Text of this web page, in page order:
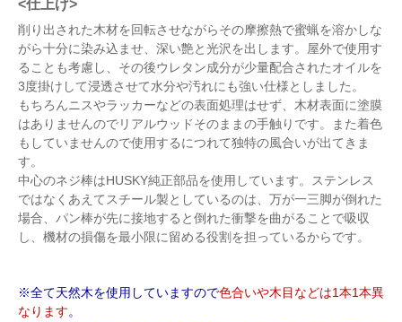
<仕上げ>
削り出された木材を回転させながらその摩擦熱で蜜蝋を溶かしな
がら十分に染み込ませ、深い艶と光沢を出します。屋外で使用す
ることも考慮し、その後ウレタン成分が少量配合されたオイルを
3度掛けして浸透させて水分や汚れにも強い仕様としました。
もちろんニスやラッカーなどの表面処理はせず、木材表面に塗膜
はありませんのでリアルウッドそのままの手触りです。また着色
もしていませんので使用するにつれて独特の風合いが出てきま
す。
中心のネジ棒はHUSKY純正部品を使用しています。ステンレス
ではなくあえてスチール製としているのは、万が一三脚が倒れた
場合、パン棒が先に接地すると倒れた衝撃を曲がることで吸収
し、機材の損傷を最小限に留める役割を担っているからです。
※全て天然木を使用していますので色合いや木目などは1本1本異
なります。